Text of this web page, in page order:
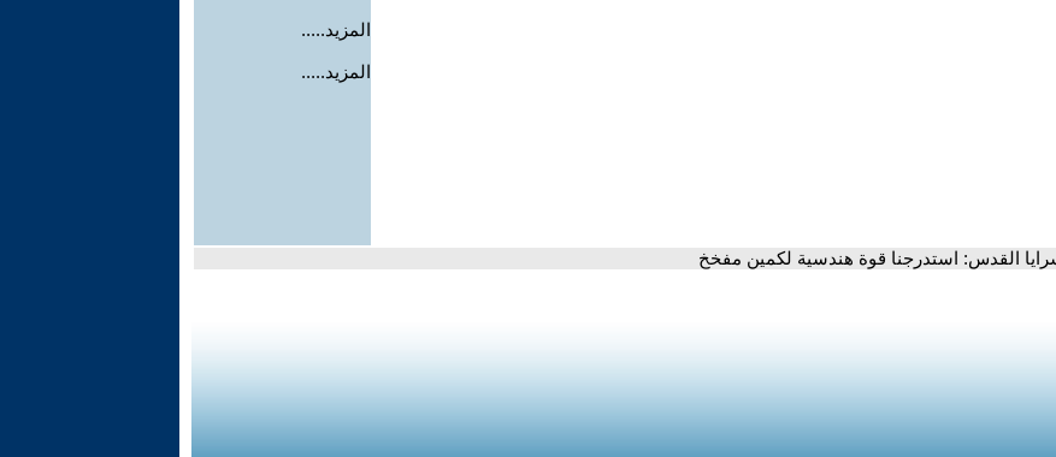
المزيد.....
المزيد.....
القدس: استدرجنا قوة هندسية لكمين مفخخ